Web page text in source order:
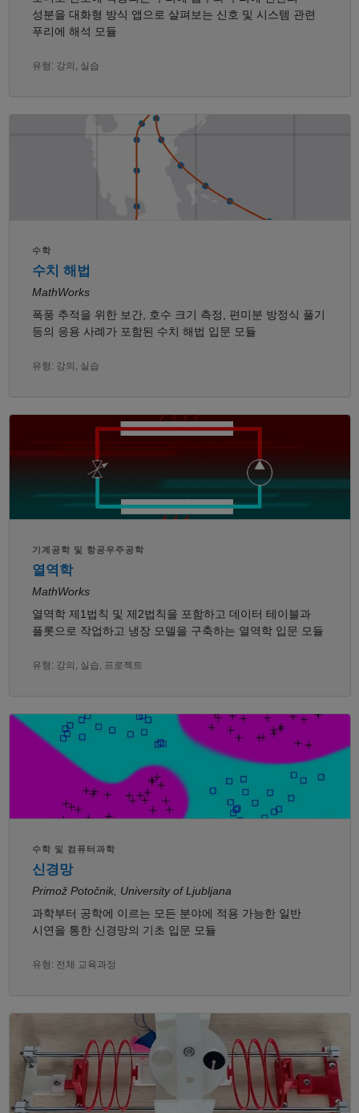
성분을 대화형 방식 앱으로 살펴보는 신호 및 시스템 관련
푸리에 해석 모듈
유형: 강의, 실습
수학
수치 해법
MathWorks
폭풍 추적을 위한 보간, 호수 크기 측정, 편미분 방정식 풀기
등의 응용 사례가 포함된 수치 해법 입문 모듈
유형: 강의, 실습
기계공학 및 항공우주공학
열역학
MathWorks
열역학 제1법칙 및 제2법칙을 포함하고 데이터 테이블과
플롯으로 작업하고 냉장 모델을 구축하는 열역학 입문 모듈
유형: 강의, 실습, 프로젝트
수학 및 컴퓨터과학
신경망
Primož Potočnik, University of Ljubljana
과학부터 공학에 이르는 모든 분야에 적용 가능한 일반
시연을 통한 신경망의 기초 입문 모듈
유형: 전체 교육과정